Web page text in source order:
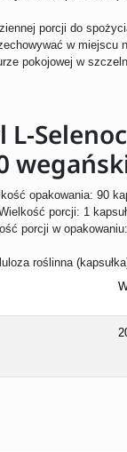
porcji do
w miejscu
pokojowej w
L-
opakowania: 90
porcji: 1
Ilość porcji w
roślinna